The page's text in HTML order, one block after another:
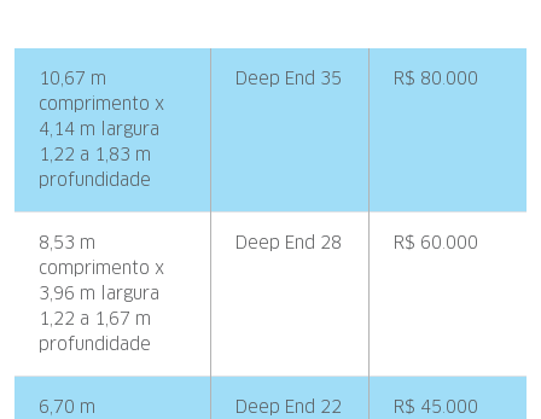
10,67 m
comprimento x
4,14 m largura
1,22 a 1,83 m
profundidade
Deep End 35 R$ 80.000
8,53 m
comprimento x
3,96 m largura
1,22 a 1,67 m
profundidade
Deep End 28 R$ 60.000
6,70 m
Deep End 22 R$ 45.000